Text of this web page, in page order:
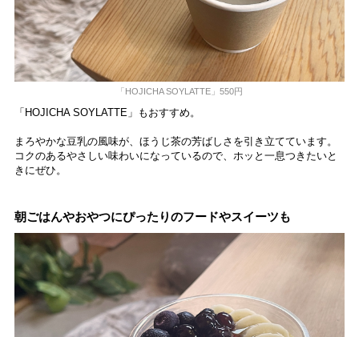
「HOJICHA SOYLATTE」550円
「HOJICHA SOYLATTE」もおすすめ。
まろやかな豆乳の風味が、ほうじ茶の芳ばしさを引き立てています。
コクのあるやさしい味わいになっているので、ホッと一息つきたいと
きにぜひ。
朝ごはんやおやつにぴったりのフードやスイーツも